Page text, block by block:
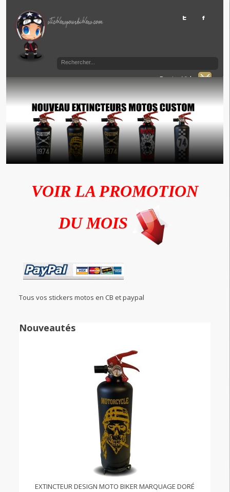
Panier Vide
VOIR LA PROMOTION
DU MOIS
Tous vos stickers motos en CB et paypal
Nouveautés
EXTINCTEUR DESIGN MOTO BIKER MARQUAGE DORÉ